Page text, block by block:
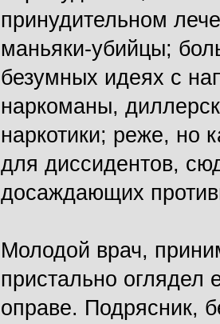
принудительном
маньяки-убийцы;
безумных идеях с
наркоманы,
наркотики; реже, но
для диссидентов,
досаждающих
Молодой врач,
пристально оглядел
оправе. Подрясник,